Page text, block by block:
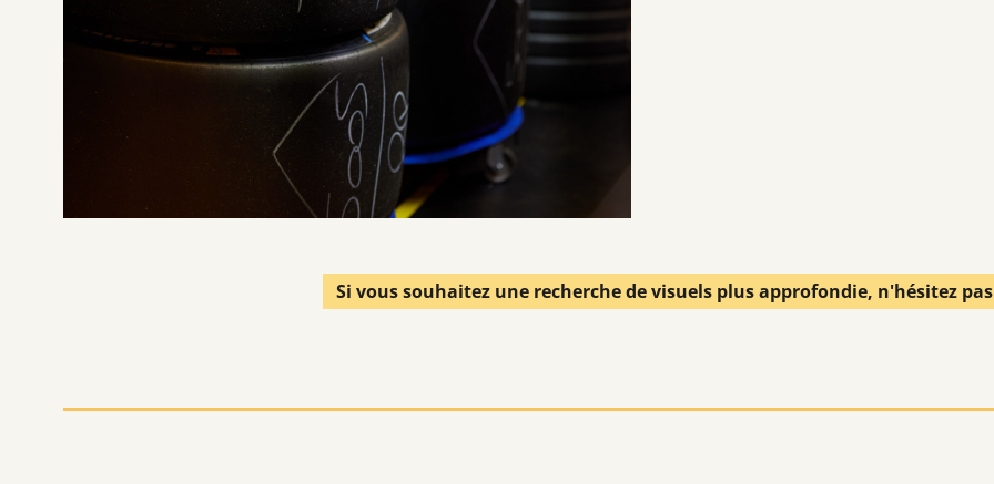
Si vous souhaitez une recherche de visuels plus approfondie, n'hésitez